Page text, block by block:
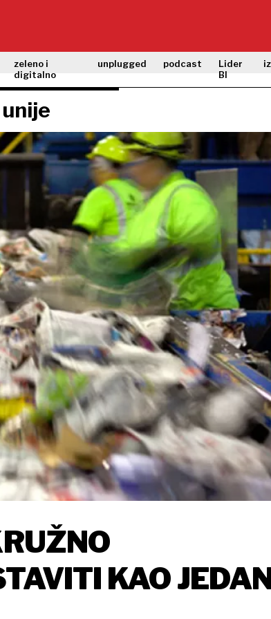
zeleno i
digitalno
unplugged podcast
Lider
BI
KAO